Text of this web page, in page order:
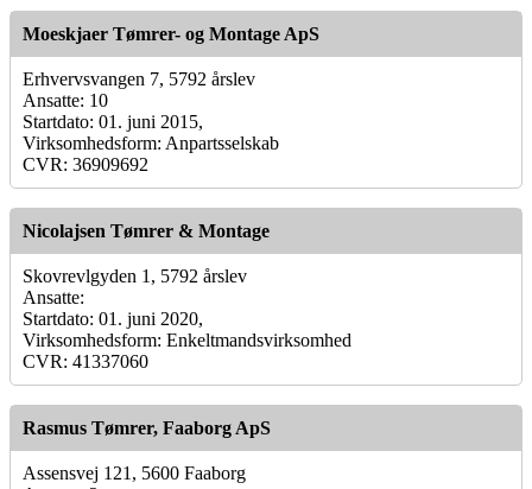
Moeskjaer Tømrer- og Montage ApS
Erhvervsvangen 7, 5792 årslev
Ansatte: 10
Startdato: 01. juni 2015,
Virksomhedsform: Anpartsselskab
CVR: 36909692
Nicolajsen Tømrer & Montage
Skovrevlgyden 1, 5792 årslev
Ansatte:
Startdato: 01. juni 2020,
Virksomhedsform: Enkeltmandsvirksomhed
CVR: 41337060
Rasmus Tømrer, Faaborg ApS
Assensvej 121, 5600 Faaborg